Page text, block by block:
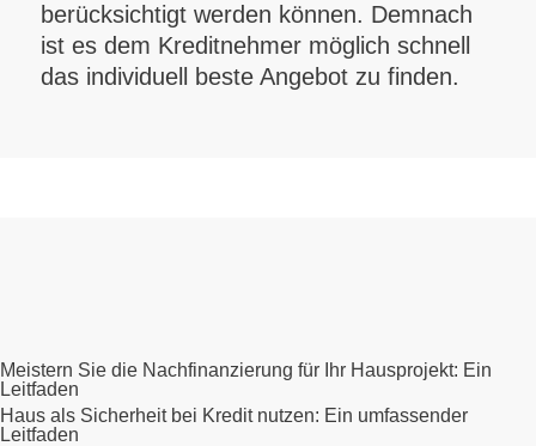
berücksichtigt werden können. Demnach
ist es dem Kreditnehmer möglich schnell
das individuell beste Angebot zu finden.
Meistern Sie die Nachfinanzierung für Ihr Hausprojekt: Ein
Leitfaden
Haus als Sicherheit bei Kredit nutzen: Ein umfassender
Leitfaden